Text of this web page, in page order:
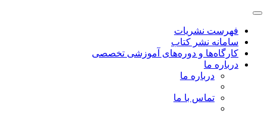
فهرست نشریات
سامانه نشر کتاب
کارگاه‌ها و دوره‌های آموزشی تخصصی
درباره ما
درباره ما
تماس با ما